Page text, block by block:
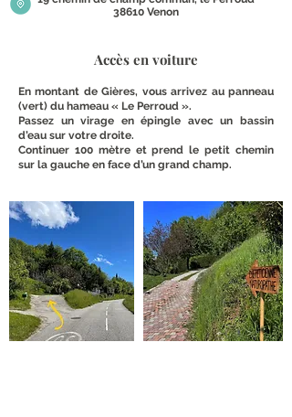
38610 Venon
Accès en voiture
En montant de Gières, vous arrivez au panneau
(vert) du hameau « Le Perroud ».
Passez un virage en épingle avec un bassin
d’eau sur votre droite.
Continuer 100 mètre et prend le petit chemin
sur la gauche en face d’un grand champ.